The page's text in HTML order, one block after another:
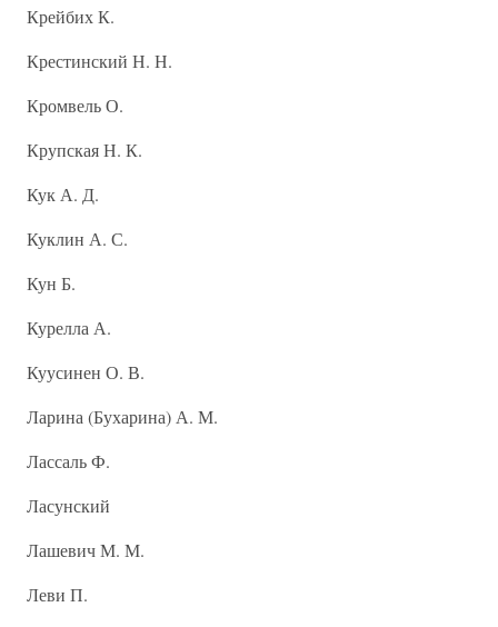
Крейбих К.
Крестинский Н. Н.
Кромвель О.
Крупская Н. К.
Кук А. Д.
Куклин А. С.
Кун Б.
Курелла А.
Куусинен О. В.
Ларина (Бухарина) А. М.
Лассаль Ф.
Ласунский
Лашевич М. М.
Леви П.